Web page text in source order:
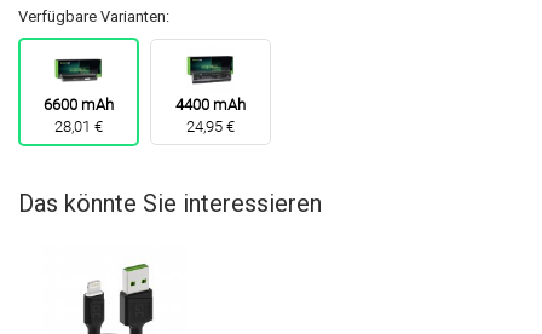
Verfügbare Varianten:
6600 mAh
28,01 €
4400 mAh
24,95 €
Das könnte Sie interessieren